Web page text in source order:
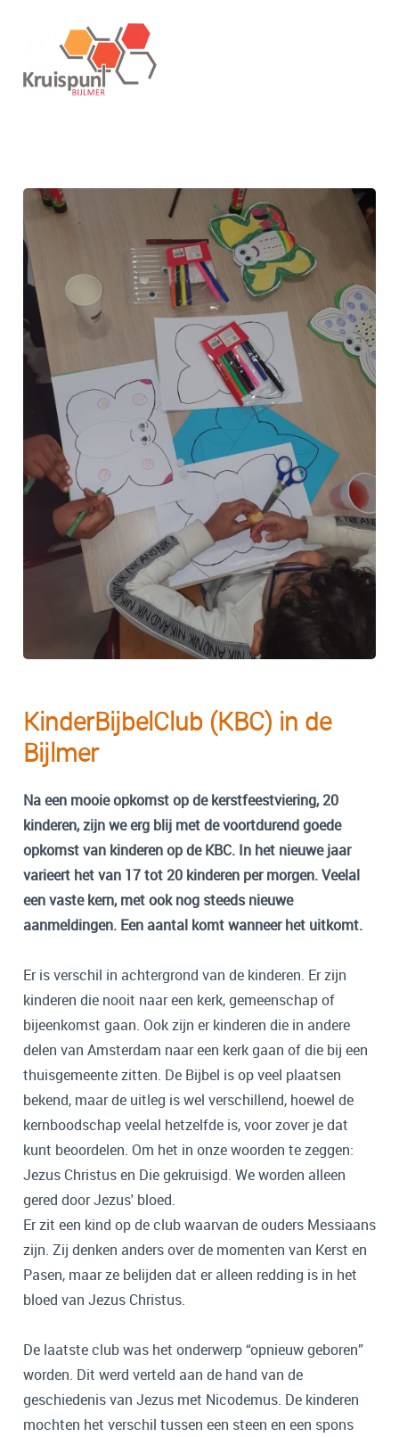
KinderBijbelClub (KBC) in de
Bijlmer
Na een mooie opkomst op de kerstfeestviering, 20
kinderen, zijn we erg blij met de voortdurend goede
opkomst van kinderen op de KBC. In het nieuwe jaar
varieert het van 17 tot 20 kinderen per morgen. Veelal
een vaste kern, met ook nog steeds nieuwe
aanmeldingen. Een aantal komt wanneer het uitkomt.
Er is verschil in achtergrond van de kinderen. Er zijn
kinderen die nooit naar een kerk, gemeenschap of
bijeenkomst gaan. Ook zijn er kinderen die in andere
delen van Amsterdam naar een kerk gaan of die bij een
thuisgemeente zitten. De Bijbel is op veel plaatsen
bekend, maar de uitleg is wel verschillend, hoewel de
kernboodschap veelal hetzelfde is, voor zover je dat
kunt beoordelen. Om het in onze woorden te zeggen:
Jezus Christus en Die gekruisigd. We worden alleen
gered door Jezus' bloed.
Er zit een kind op de club waarvan de ouders Messiaans
zijn. Zij denken anders over de momenten van Kerst en
Pasen, maar ze belijden dat er alleen redding is in het
bloed van Jezus Christus.
De laatste club was het onderwerp “opnieuw geboren”
worden. Dit werd verteld aan de hand van de
geschiedenis van Jezus met Nicodemus. De kinderen
mochten het verschil tussen een steen en een spons